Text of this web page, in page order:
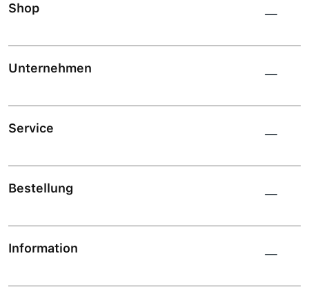
Shop
Unternehmen
Service
Bestellung
Information